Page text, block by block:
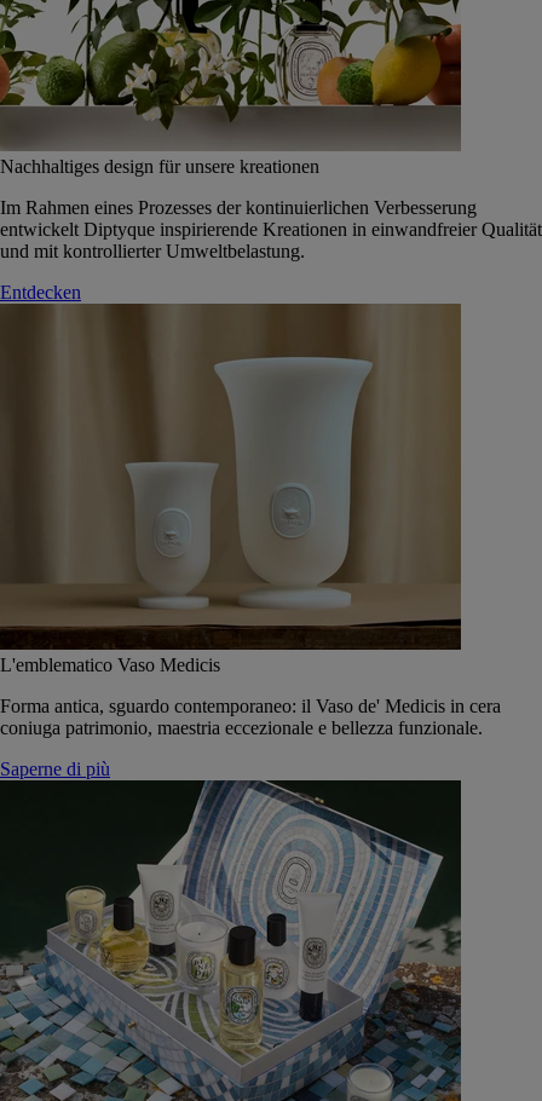
Nachhaltiges design für unsere kreationen
Im Rahmen eines Prozesses der kontinuierlichen Verbesserung
entwickelt Diptyque inspirierende Kreationen in einwandfreier Qualität
und mit kontrollierter Umweltbelastung.
Entdecken
L'emblematico Vaso Medicis
Forma antica, sguardo contemporaneo: il Vaso de' Medicis in cera
coniuga patrimonio, maestria eccezionale e bellezza funzionale.
Saperne di più